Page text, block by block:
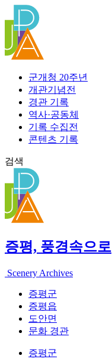
텐
로
건
군개청 20주년
개관기념전
경관 기록
역사·공동체
기록 수집전
콘텐츠 기록
검색
증평, 풍경속으로
Scenery Archives
증평군
증평읍
도안면
문화 경관
증평군